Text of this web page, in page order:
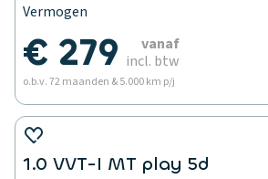
Vermogen
€ 279
vanaf
incl. btw
o.b.v. 72 maanden & 5.000 km p/j
1.0 VVT-I MT play 5d